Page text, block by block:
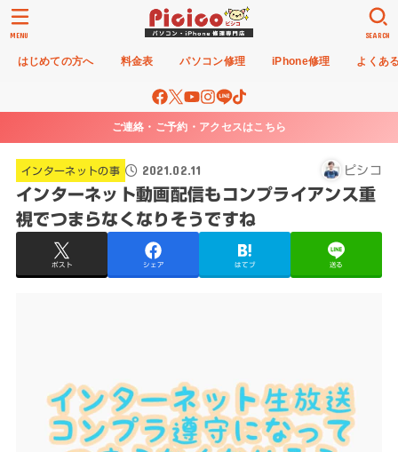
はじめての方へ 料金表 パソコン修理 iPhone修理 よくあ
SEARCH
MENU
ご連絡・ご予約・アクセスはこちら
インターネットの事 2021.02.11 ピシコ
インターネット動画配信もコンプライアンス重
視でつまらなくなりそうですね
ポスト シェア はてブ 送る